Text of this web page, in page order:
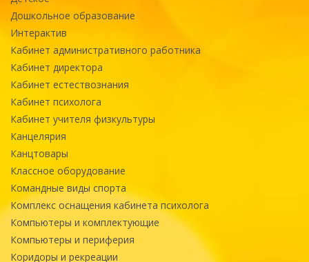
Дошкольное образование
Интерактив
Кабинет административного работника
Кабинет директора
Кабинет естествознания
Кабинет психолога
Кабинет учителя физкультуры
Канцелярия
Канцтовары
Классное оборудование
Командные виды спорта
Комплекс оснащения кабинета психолога
Компьютеры и комплектующие
Компьютеры и периферия
Коридоры и рекреации